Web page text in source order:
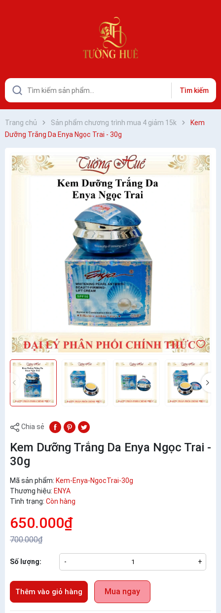
Tìm kiếm
Trang chủ Sản phẩm chương trình mua 4 giảm 15k
Kem
Dưỡng Trắng Da Enya Ngọc Trai - 30g
Chia sẻ
Kem Dưỡng Trắng Da Enya Ngọc Trai -
30g
Mã sản phẩm: Kem-Enya-NgocTrai-30g
Thương hiệu: ENYA
Tình trạng: Còn hàng
650.000₫
700.000₫
Số lượng: - +
Thêm vào giỏ hàng Mua ngay